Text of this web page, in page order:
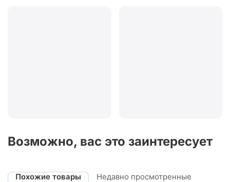
Возможно, вас это заинтересует
Похожие товары Недавно просмотренные